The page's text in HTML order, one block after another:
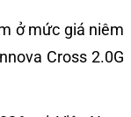
ở mức giá niêm
Cross 2.0G